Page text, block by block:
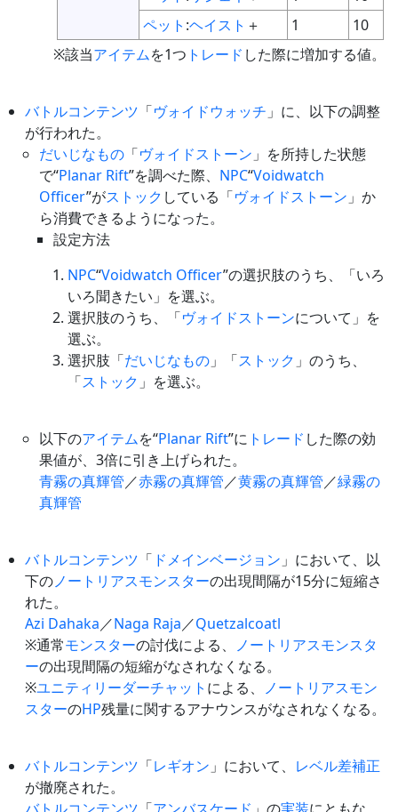
ペット :ヘイスト ＋ 1
10
※該当アイテムを1つ トレード した際に増加する値。
バトルコンテンツ 「ヴォイドウォッチ 」に、以下の調整
が行われた。
だいじなもの 「ヴォイドストーン 」を所持した状態
で“Planar Rift”を調べた際、 NPC“Voidwatch
Officer”がストック している「ヴォイドストーン 」か
ら消費できるようになった。
設定方法
NPC“Voidwatch Officer”の選択肢のうち、「いろ
いろ聞きたい」を選ぶ。
選択肢のうち、「ヴォイドストーンについて」を
選ぶ。
選択肢「だいじなもの 」「ストック 」のうち、
「ストック 」を選ぶ。
以下のアイテムを“Planar Rift”に トレード した際の効
果値が、3倍に引き上げられた。
青霧の真輝管／赤霧の真輝管／黄霧の真輝管／緑霧の
真輝管
バトルコンテンツ 「 ドメインベージョン 」において、以
下のノートリアスモンスターの出現間隔が15分に短縮さ
れた。
Azi Dahaka／Naga Raja／Quetzalcoatl
※通常モンスターの討伐による、
ノートリアスモンスタ
ーの出現間隔の短縮がなされなくなる。
※ユニティ リーダーチャット による、
ノートリアスモン
スターのHP残量に関するアナウンスがなされなくなる。
バトルコンテンツ 「レギオン 」において、 レベル差補正
が撤廃された。